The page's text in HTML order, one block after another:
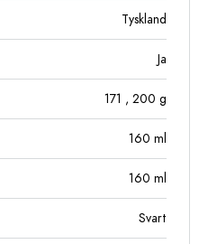
Tyskland
Ja
171 , 200 g
160 ml
160 ml
Svart